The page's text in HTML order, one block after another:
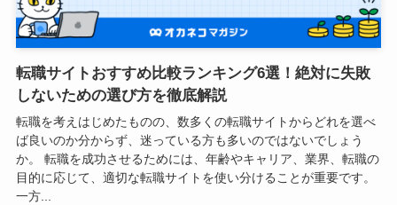
転職サイトおすすめ比較ランキング6選！絶対に失敗
しないための選び方を徹底解説
転職を考えはじめたものの、数多くの転職サイトからどれを選べ
ば良いのか分からず、迷っている方も多いのではないでしょう
か。 転職を成功させるためには、年齢やキャリア、業界、転職の
目的に応じて、適切な転職サイトを使い分けることが重要です。
一方...